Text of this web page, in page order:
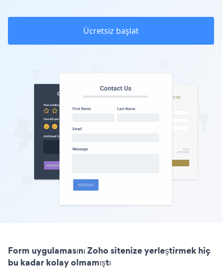
Ücretsiz başlat
Form uygulamasını Zoho sitenize yerleştirmek hiç
bu kadar kolay olmamıştı